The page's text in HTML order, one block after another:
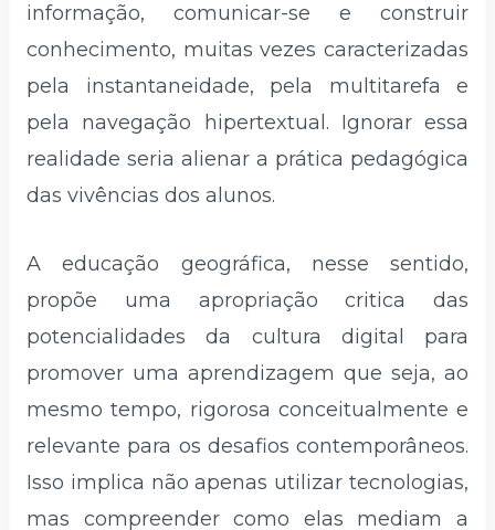
informação, comunicar-se e construir
conhecimento, muitas vezes caracterizadas
pela instantaneidade, pela multitarefa e
pela navegação hipertextual. Ignorar essa
realidade seria alienar a prática pedagógica
das vivências dos alunos.
A educação geográfica, nesse sentido,
propõe uma apropriação critica das
potencialidades da cultura digital para
promover uma aprendizagem que seja, ao
mesmo tempo, rigorosa conceitualmente e
relevante para os desafios contemporâneos.
Isso implica não apenas utilizar tecnologias,
mas compreender como elas mediam a